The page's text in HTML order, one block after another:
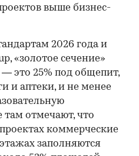
выше бизнес-
2026 года и
«золотое сечение»
— это 25% под общепит,
и аптеки, и не менее
там отмечают, что
коммерческие
заполняются